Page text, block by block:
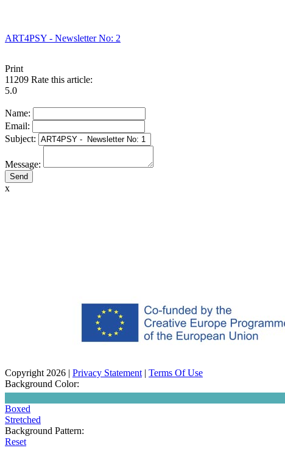
ART4PSY - Newsletter No: 2
Print
11209 Rate this article:
5.0
Name:
Email:
Subject:
Message:
x
Copyright 2026 Privacy Statement| Terms Of Use
Background Color:
Boxed
Stretched
Background Pattern:
Reset